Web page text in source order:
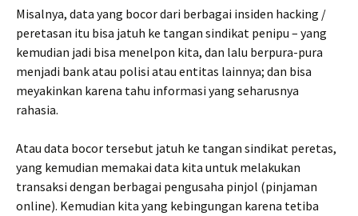
Misalnya, data yang bocor dari berbagai insiden hacking /
peretasan itu bisa jatuh ke tangan sindikat penipu – yang
kemudian jadi bisa menelpon kita, dan lalu berpura-pura
menjadi bank atau polisi atau entitas lainnya; dan bisa
meyakinkan karena tahu informasi yang seharusnya
rahasia.
Atau data bocor tersebut jatuh ke tangan sindikat peretas,
yang kemudian memakai data kita untuk melakukan
transaksi dengan berbagai pengusaha pinjol (pinjaman
online). Kemudian kita yang kebingungan karena tetiba